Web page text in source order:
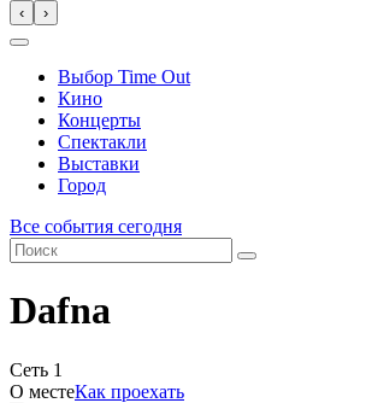
‹ ›
Выбор Time Out
Кино
Концерты
Спектакли
Выставки
Город
Все события сегодня
Dafna
Сеть 1
О местеКак проехать